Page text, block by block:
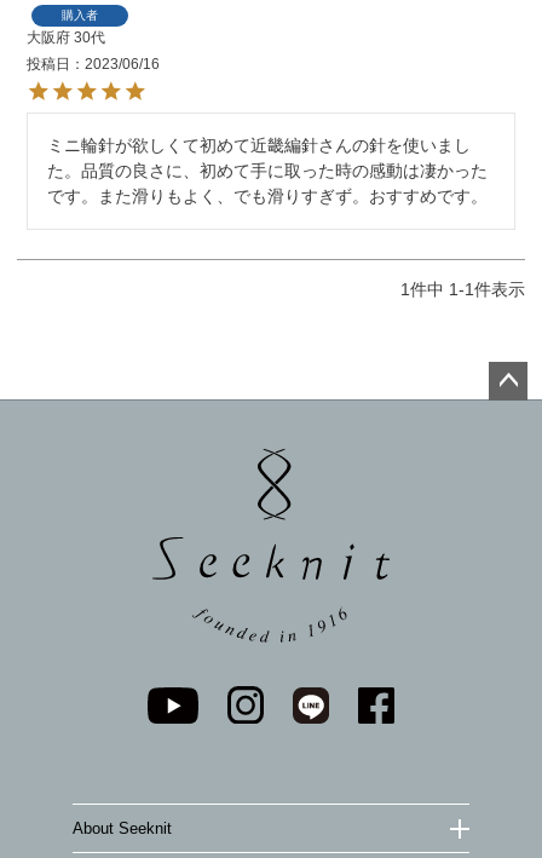
購入者
大阪府 30代
投稿日
2023/06/16
ミニ輪針が欲しくて初めて近畿編針さんの針を使いまし
た。品質の良さに、初めて手に取った時の感動は凄かった
です。また滑りもよく、でも滑りすぎず。おすすめです。
1件中 1-1件表示
About Seeknit